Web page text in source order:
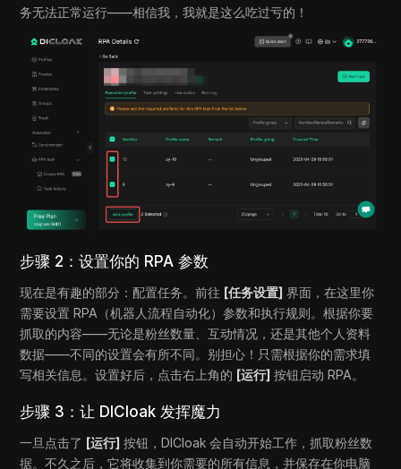
务无法正常运行——相信我，我就是这么吃过亏的！
步骤 2：设置你的 RPA 参数
现在是有趣的部分：配置任务。前往 [任务设置] 界面，在这里你
需要设置 RPA（机器人流程自动化）参数和执行规则。根据你要
抓取的内容——无论是粉丝数量、互动情况，还是其他个人资料
数据——不同的设置会有所不同。别担心！只需根据你的需求填
写相关信息。设置好后，点击右上角的 [运行] 按钮启动 RPA。
步骤 3：让 DICloak 发挥魔力
一旦点击了 [运行] 按钮，DICloak 会自动开始工作，抓取粉丝数
据。不久之后，它将收集到你需要的所有信息，并保存在你电脑